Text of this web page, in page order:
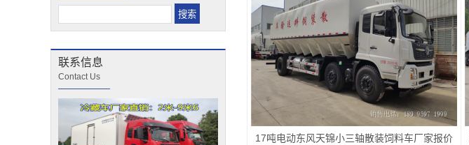
联系信息
Contact Us
17吨电动东风天锦小三轴散装饲料车厂家报价